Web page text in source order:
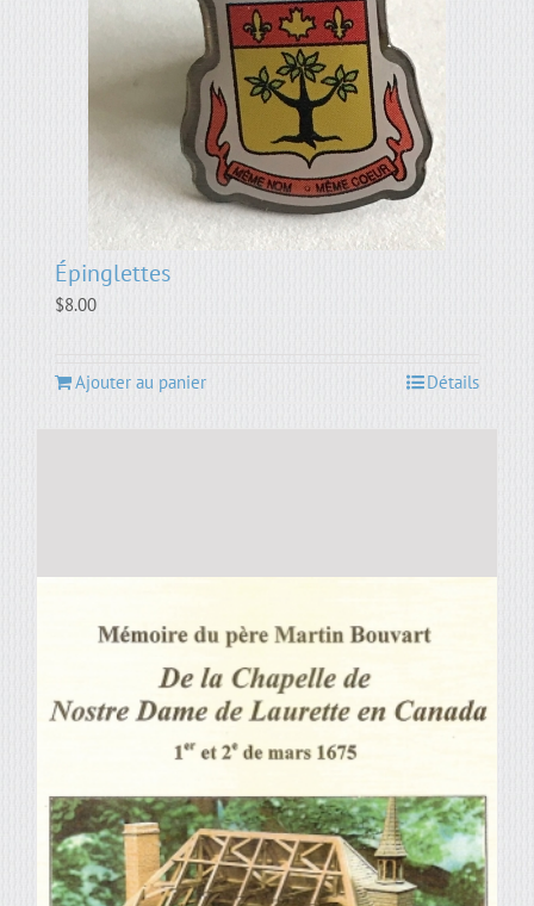
Épinglettes
$8.00
Ajouter au panier Détails